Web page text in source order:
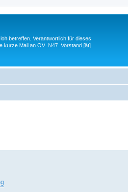
betreffen. Verantwortlich für dieses
kurze Mail an OV_N47_Vorstand [ät]